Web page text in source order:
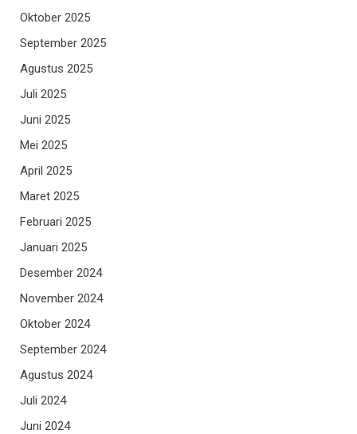
Oktober 2025
September 2025
Agustus 2025
Juli 2025
Juni 2025
Mei 2025
April 2025
Maret 2025
Februari 2025
Januari 2025
Desember 2024
November 2024
Oktober 2024
September 2024
Agustus 2024
Juli 2024
Juni 2024